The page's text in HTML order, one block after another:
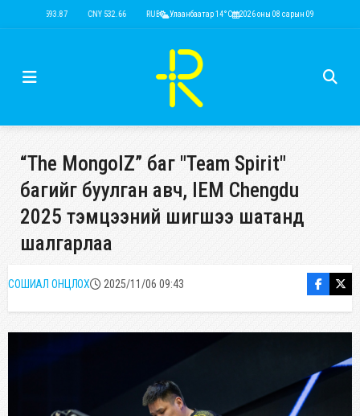
USD 3,593.87 CNY 532.66 RUB 43.77 EUR 4,141.04 KRW 2.53 USD 3,593.87
Улаанбаатар 14°C 2026 оны 08 сарын 09
“The MongolZ” баг "Team Spirit"
багийг буулган авч, IEM Chengdu
2025 тэмцээний шигшээ шатанд
шалгарлаа
СОШИАЛ ОНЦЛОХ 2025/11/06 09:43